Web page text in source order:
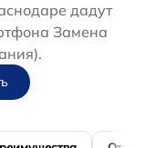
дадут
Замена